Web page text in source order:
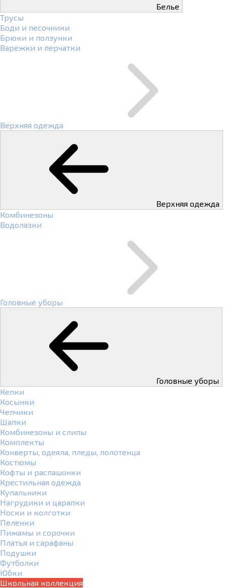
Белье
Трусы
Боди и песочники
Брюки и ползунки
Варежки и перчатки
Верхняя одежда
Верхняя одежда
Комбинезоны
Водолазки
Головные уборы
Головные уборы
Кепки
Косынки
Чепчики
Шапки
Комбинезоны и слипы
Комплекты
Конверты, одеяла, пледы, полотенца
Костюмы
Кофты и распашонки
Крестильная одежда
Купальники
Нагрудики и царапки
Носки и колготки
Пеленки
Пижамы и сорочки
Платья и сарафаны
Подушки
Футболки
Юбки
Школьная коллекция